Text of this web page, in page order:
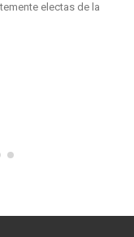
electas de la